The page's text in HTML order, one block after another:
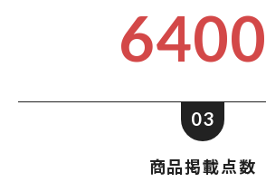
6400
03
商品掲載点数